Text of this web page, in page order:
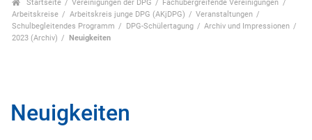
Startseite Vereinigungen der DPG
Fachübergreifende Vereinigungen
Arbeitskreise
Arbeitskreis junge DPG (AKjDPG)
Veranstaltungen
Schulbegleitendes Programm
DPG-Schülertagung
Archiv und Impressionen
2023 (Archiv)
Neuigkeiten
Neuigkeiten